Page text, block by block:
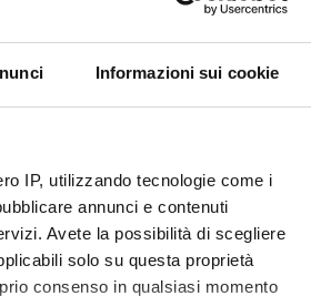
Informazioni sui cookie
IP, utilizzando tecnologie come i
annunci e contenuti
Avete la possibilità di scegliere
solo su questa proprietà
consenso in qualsiasi momento